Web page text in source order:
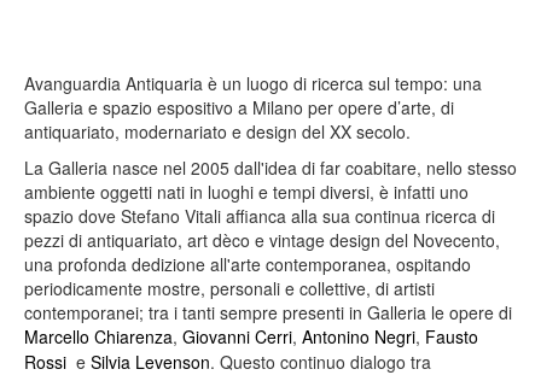
Avanguardia Antiquaria è un luogo di ricerca sul tempo: una
Galleria e spazio espositivo a Milano per opere d’arte, di
antiquariato, modernariato e design del XX secolo.
La Galleria nasce nel 2005 dall'idea di far coabitare, nello stesso
ambiente oggetti nati in luoghi e tempi diversi, è infatti uno
spazio dove Stefano Vitali affianca alla sua continua ricerca di
pezzi di antiquariato, art dèco e vintage design del Novecento,
una profonda dedizione all'arte contemporanea, ospitando
periodicamente mostre, personali e collettive, di artisti
contemporanei; tra i tanti sempre presenti in Galleria le opere di
Marcello Chiarenza, Giovanni Cerri, Antonino Negri, Fausto
Rossi e Silvia Levenson. Questo continuo dialogo tra